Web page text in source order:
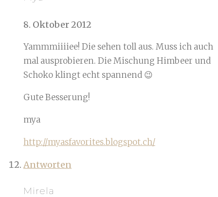
8. Oktober 2012
Yammmiiiiee! Die sehen toll aus. Muss ich auch
mal ausprobieren. Die Mischung Himbeer und
Schoko klingt echt spannend 😉
Gute Besserung!
mya
http://myasfavorites.blogspot.ch/
Antworten
Mirela